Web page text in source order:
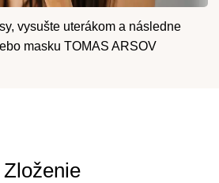
vysušte uterákom a následne
masku TOMAS ARSOV
Zloženie